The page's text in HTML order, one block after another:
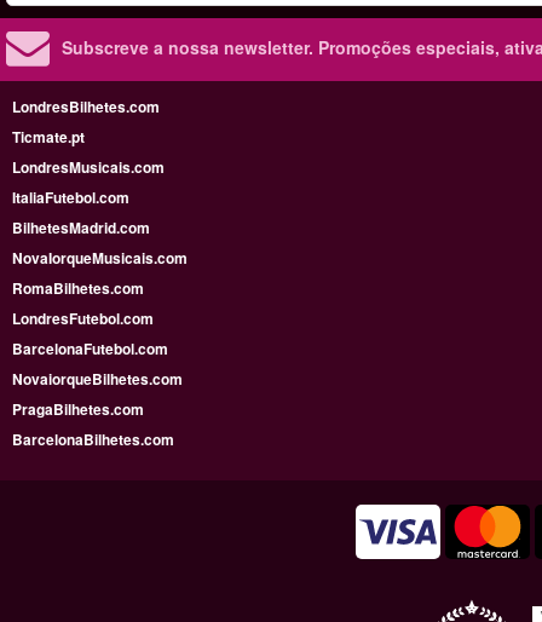
Subscreve a nossa newsletter. Promoções especiais,
LondresBilhetes.com
Ticmate.pt
LondresMusicais.com
ItaliaFutebol.com
BilhetesMadrid.com
NovaIorqueMusicais.com
RomaBilhetes.com
LondresFutebol.com
BarcelonaFutebol.com
NovaiorqueBilhetes.com
PragaBilhetes.com
BarcelonaBilhetes.com